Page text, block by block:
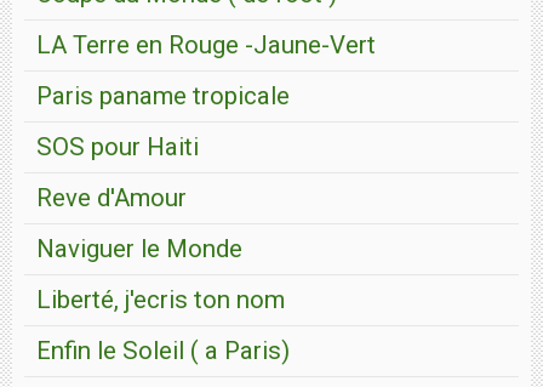
LA Terre en Rouge -Jaune-Vert
Paris paname tropicale
SOS pour Haiti
Reve d'Amour
Naviguer le Monde
Liberté, j'ecris ton nom
Enfin le Soleil ( a Paris)